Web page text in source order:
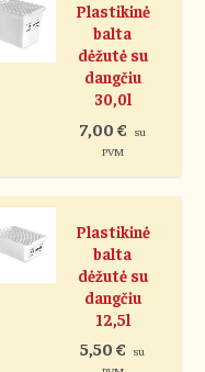
Plastikinė
balta
dėžutė su
dangčiu
30,0l
7,00€
su
PVM
Plastikinė
balta
dėžutė su
dangčiu
12,5l
5,50€
su